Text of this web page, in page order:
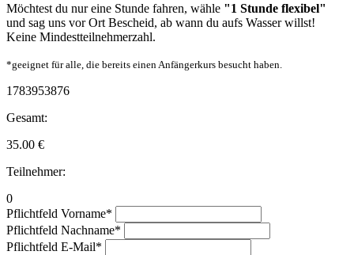
Möchtest du nur eine Stunde fahren, wähle "1 Stunde flexibel"
und sag uns vor Ort Bescheid, ab wann du aufs Wasser willst!
Keine Mindestteilnehmerzahl.
*geeignet für alle, die bereits einen Anfängerkurs besucht haben.
1783953876
Gesamt:
35.00 €
Teilnehmer:
0
Pflichtfeld Vorname*
Pflichtfeld Nachname*
Pflichtfeld E-Mail*